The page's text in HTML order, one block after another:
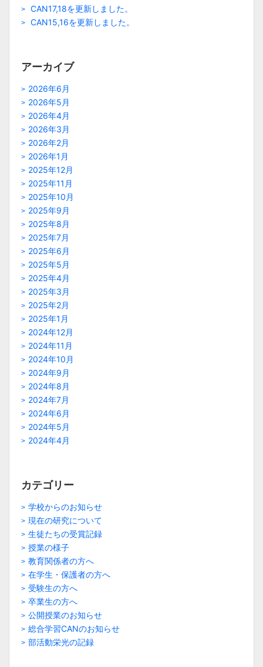
CAN17,18を更新しました。
CAN15,16を更新しました。
アーカイブ
2026年6月
2026年5月
2026年4月
2026年3月
2026年2月
2026年1月
2025年12月
2025年11月
2025年10月
2025年9月
2025年8月
2025年7月
2025年6月
2025年5月
2025年4月
2025年3月
2025年2月
2025年1月
2024年12月
2024年11月
2024年10月
2024年9月
2024年8月
2024年7月
2024年6月
2024年5月
2024年4月
カテゴリー
学校からのお知らせ
現在の研究について
生徒たちの受賞記録
授業の様子
教育関係者の方へ
在学生・保護者の方へ
受験生の方へ
卒業生の方へ
公開授業のお知らせ
総合学習CANのお知らせ
部活動栄光の記録